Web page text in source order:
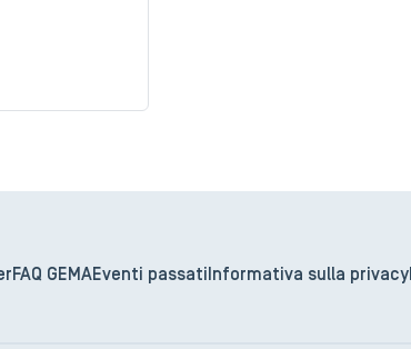
FAQ GEMAEventi passati Informativa sulla privacy